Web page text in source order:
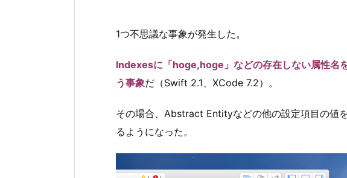
1つ不思議な事象が発生した。
Indexesに「hoge,hoge」などの存在しない属性名
う事象だ（Swift 2.1、XCode 7.2）。
その場合、Abstract Entityなどの他の設定項目の値
るようになった。